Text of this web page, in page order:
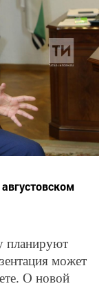
планируют
может
О новой